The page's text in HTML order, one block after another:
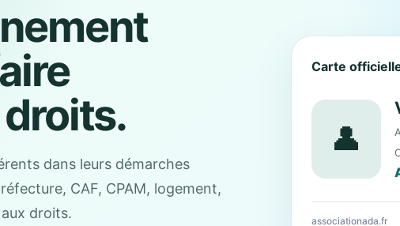
dans leurs démarches
CAF, CPAM, logement,
droits.
Carte
👤
associationada.fr